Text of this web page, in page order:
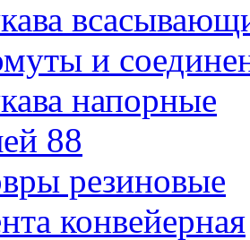
и
напорные
88
резиновые
конвейерная